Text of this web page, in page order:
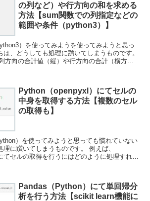
の列など）や行方向の和を求める
方法【sum関数での列指定などの
範囲や条件（python3）】
）を使ってみようを使ってみようと思っ
、どうしても処理に躓いてしまうものです。
方向の合計値（縦）や行方向の合計（横方
Python（openpyxl）にてセルの
中身を取得する方法【複数のセル
の取得も】
）を使ってみようと思っても慣れていない
理に躓いてしまうものです。 例えば、
セルの取得を行うにはどのように処理すれば
Pandas（Python）にて単回帰分
析を行う方法【scikit learn機能に